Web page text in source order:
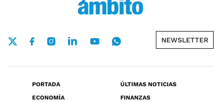
NEWSLETTER
PORTADA
ÚLTIMAS NOTICIAS
ECONOMÍA
FINANZAS